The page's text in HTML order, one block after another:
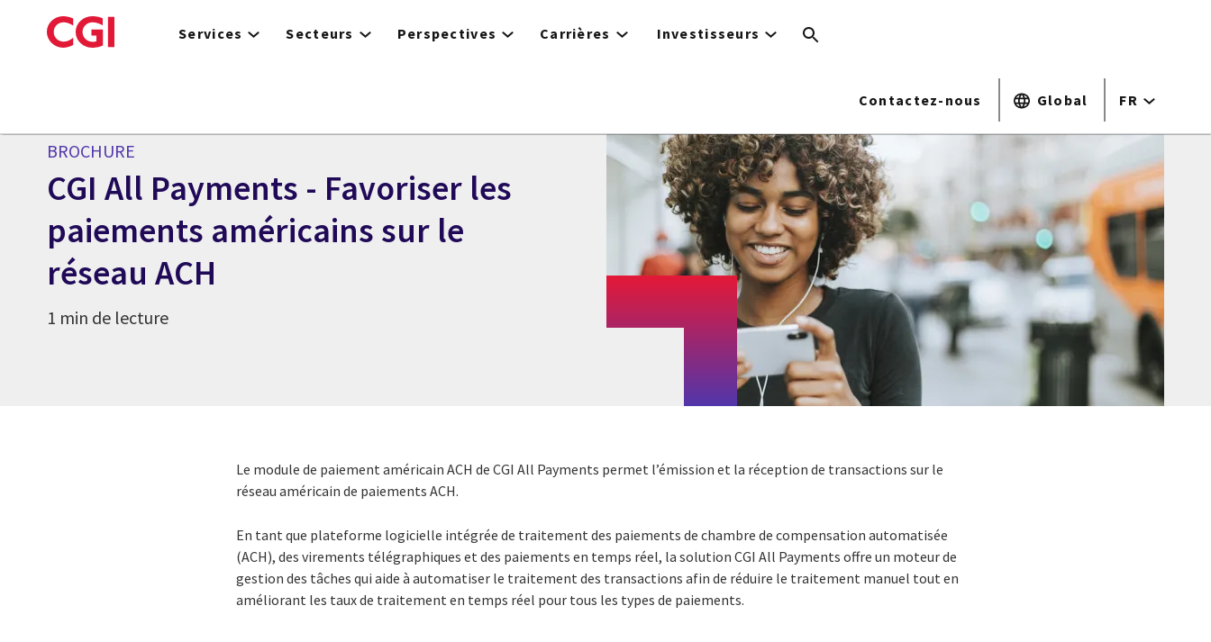
to
Services Secteurs Perspectives Carrières Investisseurs
Contactez-nous Global FR
BROCHURE
CGI All Payments - Favoriser les
paiements américains sur le
réseau ACH
1 min de lecture
Le module de paiement américain ACH de CGI All Payments permet l’émission et la réception de transactions sur le
réseau américain de paiements ACH.
En tant que plateforme logicielle intégrée de traitement des paiements de chambre de compensation automatisée
(ACH), des virements télégraphiques et des paiements en temps réel, la solution CGI All Payments offre un moteur de
gestion des tâches qui aide à automatiser le traitement des transactions afin de réduire le traitement manuel tout en
améliorant les taux de traitement en temps réel pour tous les types de paiements.